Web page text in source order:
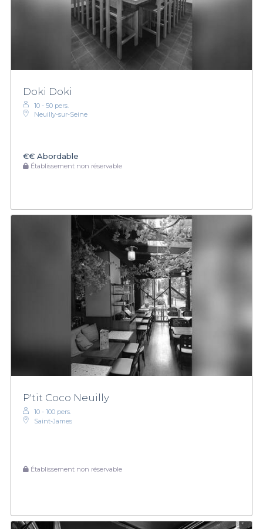
Doki Doki
10 - 50 pers.
Neuilly-sur-Seine
€€ Abordable
Établissement non réservable
P'tit Coco Neuilly
10 - 100 pers.
Saint-James
Établissement non réservable